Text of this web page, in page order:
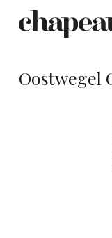
Oostwegel